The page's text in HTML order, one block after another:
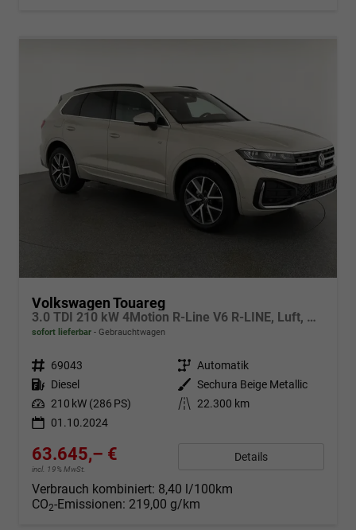
Volkswagen Touareg
3.0 TDI 210 kW 4Motion R-Line V6 R-LINE, Luft, Area, AHK, Leder
sofort lieferbar Gebrauchtwagen
Fahrzeugnr. 69043 Getriebe Automatik
Kraftstoff Diesel Außenfarbe Sechura Beige Metallic
Leistung 210 kW (286 PS) Kilometerstand 22.300 km
01.10.2024
63.645,– €
incl. 19% MwSt.
Details
Verbrauch kombiniert: 8,40 l/100km
CO2-Emissionen: 219,00 g/km